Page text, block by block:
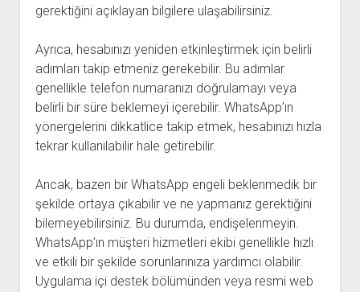
gerektiğini açıklayan bilgilere ulaşabilirsiniz.
Ayrıca, hesabınızı yeniden etkinleştirmek için belirli
adımları takip etmeniz gerekebilir. Bu adımlar
genellikle telefon numaranızı doğrulamayı veya
belirli bir süre beklemeyi içerebilir. WhatsApp’ın
yönergelerini dikkatlice takip etmek, hesabınızı hızla
tekrar kullanılabilir hale getirebilir.
Ancak, bazen bir WhatsApp engeli beklenmedik bir
şekilde ortaya çıkabilir ve ne yapmanız gerektiğini
bilemeyebilirsiniz. Bu durumda, endişelenmeyin.
WhatsApp’ın müşteri hizmetleri ekibi genellikle hızlı
ve etkili bir şekilde sorunlarınıza yardımcı olabilir.
Uygulama içi destek bölümünden veya resmi web